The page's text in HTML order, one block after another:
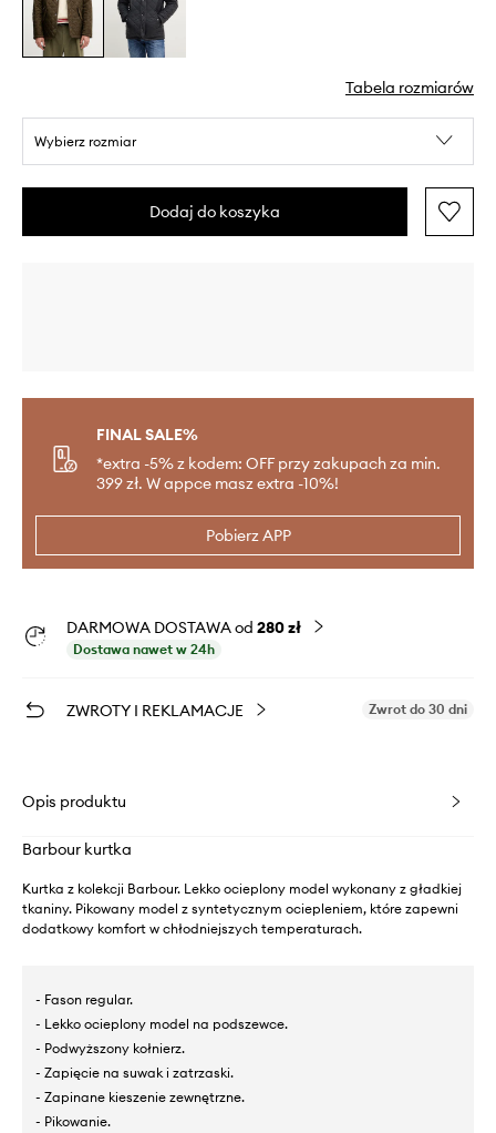
Tabela rozmiarów
Wybierz rozmiar
Dodaj do koszyka
FINAL SALE%
*extra -5% z kodem: OFF przy zakupach za min.
399 zł. W appce masz extra -10%!
Pobierz APP
DARMOWA DOSTAWA od 280 zł
Dostawa nawet w 24h
ZWROTY I REKLAMACJE Zwrot do 30 dni
Opis produktu
Barbour kurtka
Kurtka z kolekcji Barbour. Lekko ocieplony model wykonany z gładkiej
tkaniny. Pikowany model z syntetycznym ociepleniem, które zapewni
dodatkowy komfort w chłodniejszych temperaturach.
- Fason regular.
- Lekko ocieplony model na podszewce.
- Podwyższony kołnierz.
- Zapięcie na suwak i zatrzaski.
- Zapinane kieszenie zewnętrzne.
- Pikowanie.